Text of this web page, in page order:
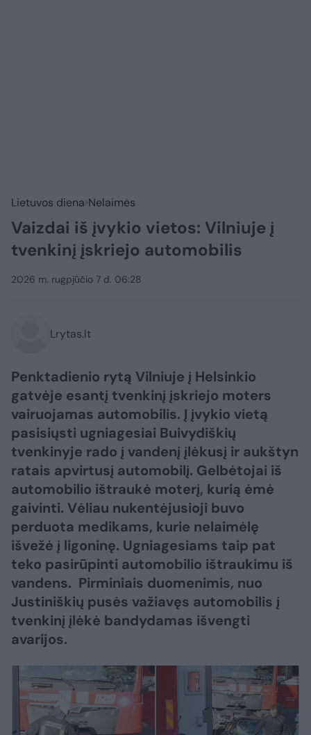
Lietuvos diena Nelaimės
Vaizdai iš įvykio vietos: Vilniuje į
tvenkinį įskriejo automobilis
2026 m. rugpjūčio 7 d. 06:28
Lrytas.lt
Penktadienio rytą Vilniuje į Helsinkio
gatvėje esantį tvenkinį įskriejo moters
vairuojamas automobilis. Į įvykio vietą
pasisiųsti ugniagesiai Buivydiškių
tvenkinyje rado į vandenį įlėkusį ir aukštyn
ratais apvirtusį automobilį. Gelbėtojai iš
automobilio ištraukė moterį, kurią ėmė
gaivinti. Vėliau nukentėjusioji buvo
perduota medikams, kurie nelaimėlę
išvežė į ligoninę. Ugniagesiams taip pat
teko pasirūpinti automobilio ištraukimu iš
vandens. Pirminiais duomenimis, nuo
Justiniškių pusės važiavęs automobilis į
tvenkinį įlėkė bandydamas išvengti
avarijos.